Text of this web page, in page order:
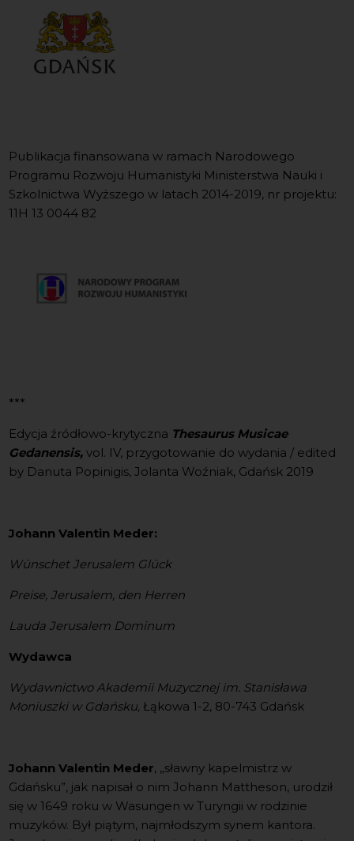
Publikacja finansowana w ramach Narodowego
Programu Rozwoju Humanistyki Ministerstwa Nauki i
Szkolnictwa Wyższego w latach 2014-2019, nr projektu:
11H 13 0044 82
***
Edycja źródłowo-krytyczna Thesaurus Musicae
Gedanensis,vol. IV, przygotowanie do wydania / edited
by Danuta Popinigis, Jolanta Woźniak, Gdańsk 2019
Johann Valentin Meder:
Wünschet Jerusalem Glück
Preise, Jerusalem, den Herren
Lauda Jerusalem Dominum
Wydawca
Wydawnictwo Akademii Muzycznej im. Stanisława
Moniuszki w Gdańsku, Łąkowa 1-2, 80-743 Gdańsk
Johann Valentin Meder, „sławny kapelmistrz w
Gdańsku”, jak napisał o nim Johann Mattheson, urodził
się w 1649 roku w Wasungen w Turyngii w rodzinie
muzyków. Był piątym, najmłodszym synem kantora.